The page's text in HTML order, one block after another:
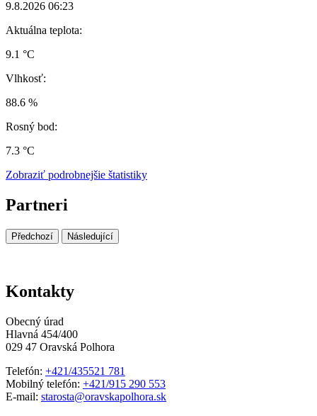
9.8.2026 06:23
Aktuálna teplota:
9.1 °C
Vlhkosť:
88.6 %
Rosný bod:
7.3 °C
Zobraziť podrobnejšie štatistiky
Partneri
Předchozí Následující
Kontakty
Obecný úrad
Hlavná 454/400
029 47 Oravská Polhora
Telefón: +421/435521 781
Mobilný telefón: +421/915 290 553
E-mail: starosta@oravskapolhora.sk